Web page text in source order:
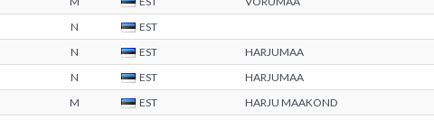
N
EST
N EST
HARJUMAA
N EST
HARJUMAA
M EST
HARJU MAAKOND